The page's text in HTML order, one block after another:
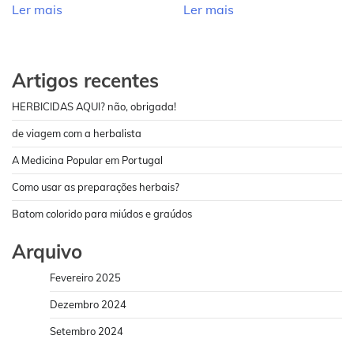
Ler mais Ler mais
Artigos recentes
HERBICIDAS AQUI? não, obrigada!
de viagem com a herbalista
A Medicina Popular em Portugal
Como usar as preparações herbais?
Batom colorido para miúdos e graúdos
Arquivo
Fevereiro 2025
Dezembro 2024
Setembro 2024